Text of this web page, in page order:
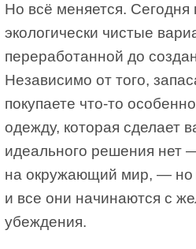
Но всё меняется.
экологически чистые
переработанной до
Независимо от того,
покупаете что-то
одежду, которая сделает
идеального решения нет
на окружающий мир, — но
и все они начинаются с
убеждения.